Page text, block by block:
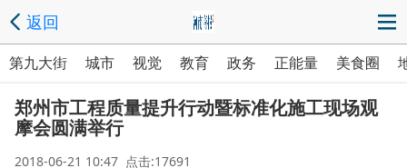
返回
第九大街 城市 视觉 教育 政务 正能量 美食圈
郑州市工程质量提升行动暨标准化施工现场观
摩会圆满举行
2018-06-21 10:47 点击:17691